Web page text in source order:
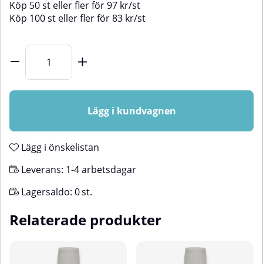
Köp 50 st eller fler för97 kr/st
Köp 100 st eller fler för83 kr/st
Lägg i kundvagnen
Lägg i önskelistan
Leverans: 1-4 arbetsdagar
Lagersaldo: 0st.
Relaterade produkter